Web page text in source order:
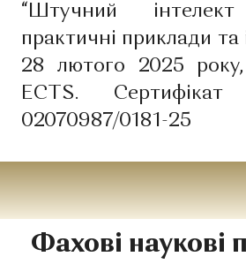
“Штучний
практичні приклади та
28 лютого 2025
ECTS.
02070987/0181-25
Фахові наукові